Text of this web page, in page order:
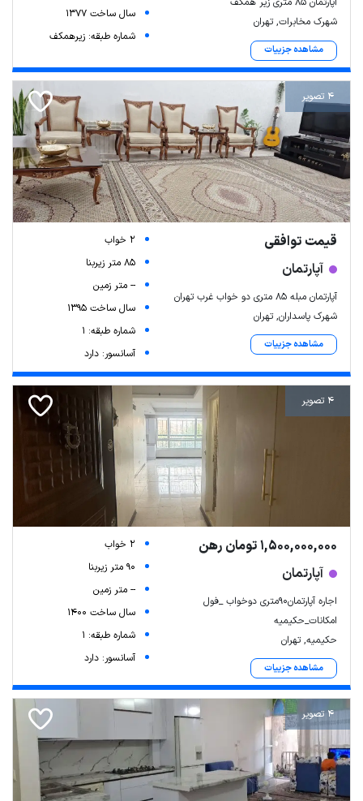
شهرک مخابرات, تهران
مشاهده جزییات
سال ساخت 1377
شماره طبقه: زیرهمکف
4 تصویر
قیمت توافقی
آپارتمان
آپارتمان مبله ۸۵ متری دو خواب غرب تهران
شهرک پاسداران, تهران
مشاهده جزییات
2 خواب
85 متر زیربنا
-- متر زمین
سال ساخت 1395
شماره طبقه: 1
آسانسور: دارد
4 تصویر
1,500,000,000 تومان رهن
آپارتمان
اجاره آپارتمان۹۰متری دو‌خواب _فول
امکانات_حکیمیه
حکیمیه, تهران
مشاهده جزییات
2 خواب
90 متر زیربنا
-- متر زمین
سال ساخت 1400
شماره طبقه: 1
آسانسور: دارد
4 تصویر